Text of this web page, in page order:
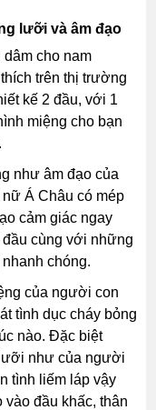
lưỡi và âm đạo
dâm cho nam
trên thị trường
kế 2 đầu, với 1
miệng cho bạn
như âm đạo của
Á Châu có mép
cảm giác ngay
cùng với những
chóng.
của người con
tình dục cháy bỏng
nào. Đặc biệt
như của người
tình liếm láp vậy
đầu khấc, thân